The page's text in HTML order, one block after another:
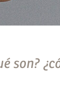
son?